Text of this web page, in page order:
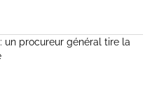
un procureur général tire la